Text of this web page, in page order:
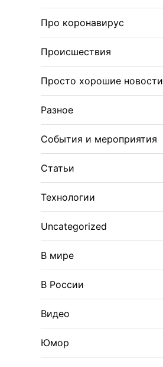
Про коронавирус
Происшествия
Просто хорошие новости
Разное
События и мероприятия
Статьи
Технологии
Uncategorized
В мире
В России
Видео
Юмор